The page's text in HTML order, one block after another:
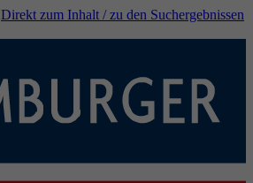
Direkt zum Inhalt / zu den Suchergebnissen